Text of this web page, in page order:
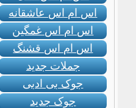
اس ام اس عاشقانه
اس ام اس غمگین
اس ام اس قشنگ
جملات جدید
جوک بی ادبی
جوک جدید